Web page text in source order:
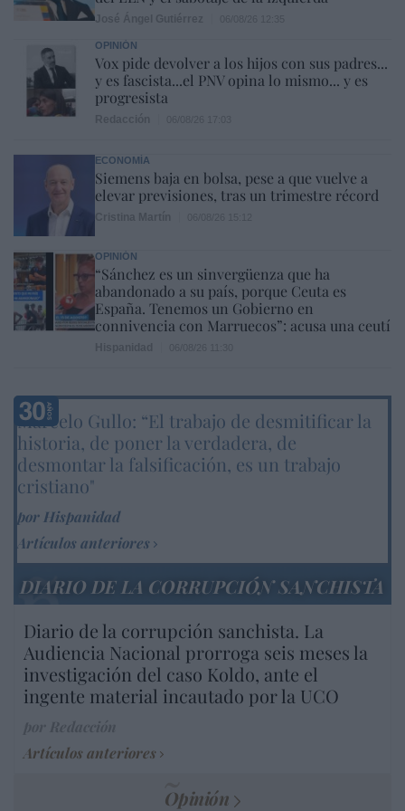
OPINIÓN
Vox pide devolver a los hijos con sus padres...
y es fascista...el PNV opina lo mismo... y es
progresista
ECONOMÍA
Siemens baja en bolsa, pese a que vuelve a
elevar previsiones, tras un trimestre récord
OPINIÓN
“Sánchez es un sinvergüenza que ha
abandonado a su país, porque Ceuta es
España. Tenemos un Gobierno en
connivencia con Marruecos”: acusa una ceutí
Marcelo Gullo: “El trabajo de desmitificar la
historia, de poner la verdadera, de
desmontar la falsificación, es un trabajo
cristiano"
por Hispanidad
Artículos anteriores
DIARIO DE LA CORRUPCIÓN SANCHISTA
Diario de la corrupción sanchista. La
Audiencia Nacional prorroga seis meses la
investigación del caso Koldo, ante el
ingente material incautado por la UCO
Artículos anteriores
Opinión